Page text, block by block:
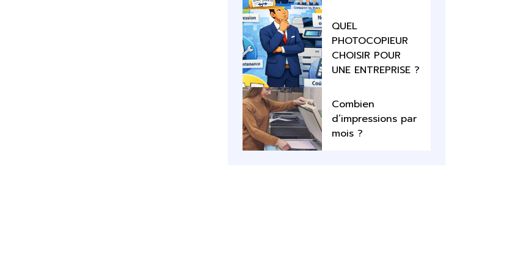
QUEL
PHOTOCOPIEUR
CHOISIR POUR
UNE ENTREPRISE ?
Combien
d’impressions par
mois ?